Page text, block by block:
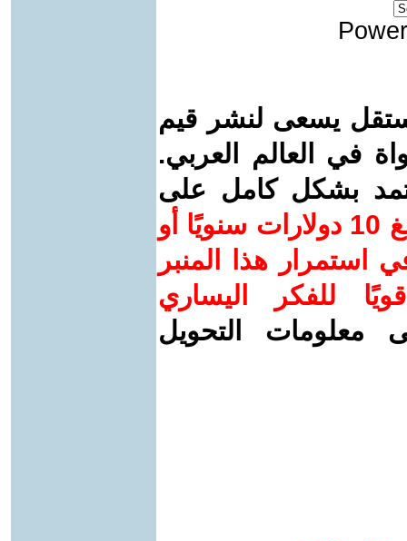
يسعى لنشر قيم
في العالم العربي.
بشكل كامل على
ساهم/ي معنا! بدعمكم بمبلغ 10 دولارات سنويًا أو
استمرار هذا المنبر
للفكر اليساري
معلومات التحويل